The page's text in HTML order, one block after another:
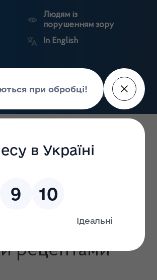
Людям із
порушенням зору
In English
Пошук
реєстри
портал
Держлікслужби
за електронними рецептами
рецептами